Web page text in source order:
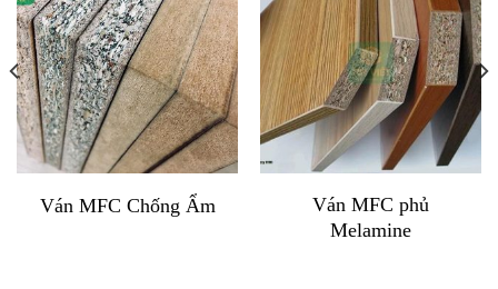
Ván MFC Chống Ẩm
Ván MFC phủ
Melamine